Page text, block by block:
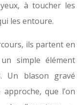
à toucher les
les entoure.
ils partent en
simple élément
Un blason gravé
que l’on